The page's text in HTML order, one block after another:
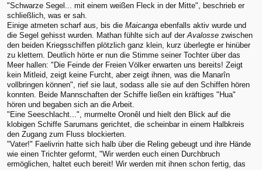
"Schwarze Segel... mit einem weißen Fleck in der Mitte", beschrieb er
schließlich, was er sah.
Einige atmeten scharf aus, bis die Maicanga ebenfalls aktiv wurde und
die Segel gehisst wurden. Mathan fühlte sich auf derAvalosse zwischen
den beiden Kriegsschiffen plötzlich ganz klein, kurz überlegte er hinüber
zu klettern. Deutlich hörte er nun die Stimme seiner Tochter über das
Meer hallen: "Die Feinde der Freien Völker erwarten uns bereits! Zeigt
kein Mitleid, zeigt keine Furcht, aber zeigt ihnen, was die Manarîn
vollbringen können", rief sie laut, sodass alle sie auf den Schiffen hören
konnten. Beide Mannschaften der Schiffe ließen ein kräftiges "Hua"
hören und begaben sich an die Arbeit.
"Eine Seeschlacht...", murmelte Oronêl und hielt den Blick auf die
klobigen Schiffe Sarumans gerichtet, die scheinbar in einem Halbkreis
den Zugang zum Fluss blockierten.
"Vater!" Faelivrin hatte sich halb über die Reling gebeugt und ihre Hände
wie einen Trichter geformt, "Wir werden euch einen Durchbruch
ermöglichen, haltet euch bereit! Wir werden mit ihnen schon fertig, das